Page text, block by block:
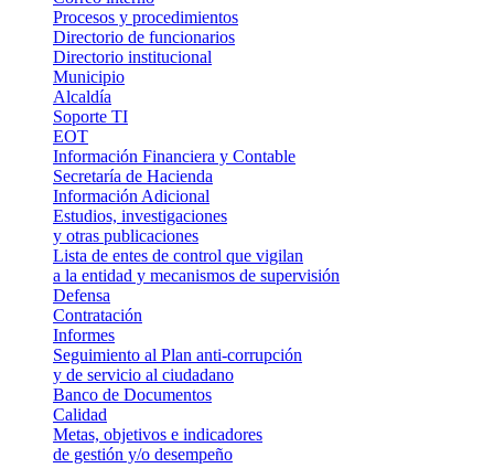
Procesos y procedimientos
Directorio de funcionarios
Directorio institucional
Municipio
Alcaldía
Soporte TI
EOT
Información Financiera y Contable
Secretaría de Hacienda
Información Adicional
Estudios, investigaciones
y otras publicaciones
Lista de entes de control que vigilan
a la entidad y mecanismos de supervisión
Defensa
Contratación
Informes
Seguimiento al Plan anti-corrupción
y de servicio al ciudadano
Banco de Documentos
Calidad
Metas, objetivos e indicadores
de gestión y/o desempeño